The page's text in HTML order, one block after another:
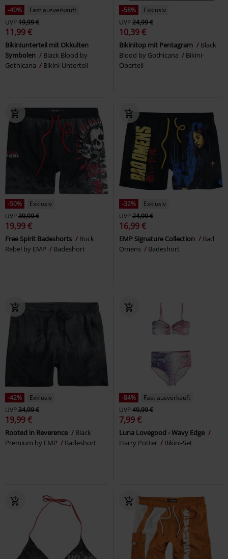
-40%
Fast ausverkauft
UVP19,99 €
11,99 €
Bikiniunterteil mit Okkulten
Symbolen
Black Blood by
Gothicana
Bikini-Unterteil
-58%
Exklusiv
UVP24,99 €
10,39 €
Bikinitop mit Pentagram
Black
Blood by Gothicana
Bikini-
Oberteil
-50%
Exklusiv
UVP39,99 €
19,99 €
Free Spirit Badeshorts
Rock
Rebel by EMP
Badeshort
-32%
Exklusiv
UVP24,99 €
16,99 €
EMP Signature Collection
Bad
Omens
Badeshort
-42%
Exklusiv
UVP34,99 €
19,99 €
Rooted in Reverence
Black
Premium by EMP
Badeshort
-84%
Fast ausverkauft
UVP49,99 €
7,99 €
Luna Lovegood - Wavy Edge
Harry Potter
Bikini-Set